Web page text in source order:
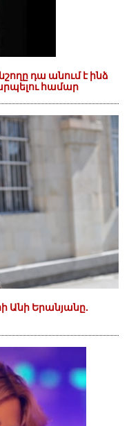
դա անում է ինձ
համար
Անի Երանյանը.